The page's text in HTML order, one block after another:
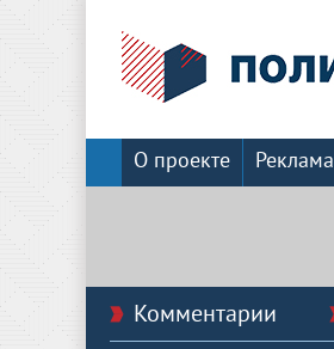
О проекте Реклама
Комментарии